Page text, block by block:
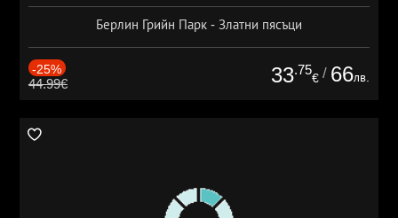
Берлин Грийн Парк - Златни пясъци
-25%
44.99€ 33.75
€ / 66лв.